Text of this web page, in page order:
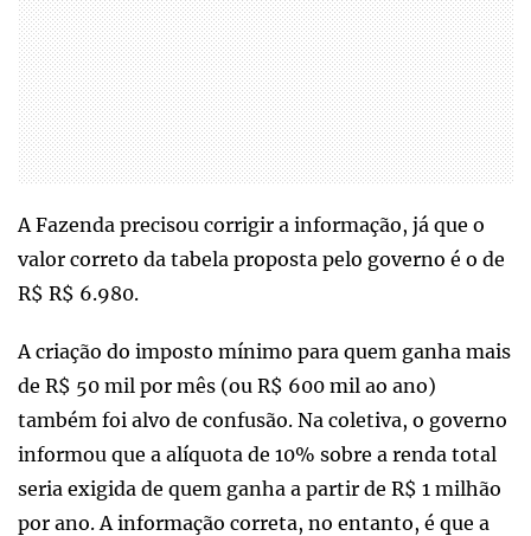
A Fazenda precisou corrigir a informação, já que o
valor correto da tabela proposta pelo governo é o de
R$ R$ 6.980.
A criação do imposto mínimo para quem ganha mais
de R$ 50 mil por mês (ou R$ 600 mil ao ano)
também foi alvo de confusão. Na coletiva, o governo
informou que a alíquota de 10% sobre a renda total
seria exigida de quem ganha a partir de R$ 1 milhão
por ano. A informação correta, no entanto, é que a